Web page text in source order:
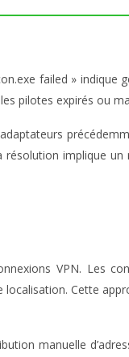
failed » indique
pilotes expirés ou
résolution implique
VPN. Les
Cette
manuelle